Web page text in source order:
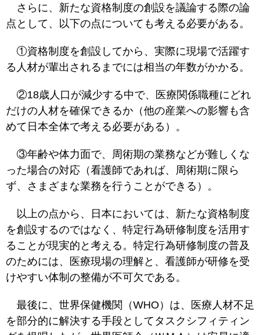
さらに、新たな資格制度の創設を議論する際の論
点として、以下の点についても考える必要がある。
①資格制度を創設してから、実際に現場で活躍す
る人材が輩出されるまでには相当の年数がかかる。
②18歳人口が減少する中で、医療関係職種にどれ
だけの人材を確保できるか（他の産業への影響も含
めて日本全体で考える必要がある）。
③年齢や体力面で、周術期の業務などが難しくな
った場合の対応（看護師であれば、周術期に限ら
ず、さまざまな業務を行うことができる）。
以上の点から、日本においては、新たな資格制度
を創設するのではなく、特定行為研修制度を活用す
ることが現実的と考える。特定行為研修制度の普及
のためには、医療現場の理解と、看護師が研修を受
けやすい体制の整備が不可欠である。
最後に、世界保健機関（WHO）は、医療人材不足
を部分的に解決する手段としてタスクシフィティン